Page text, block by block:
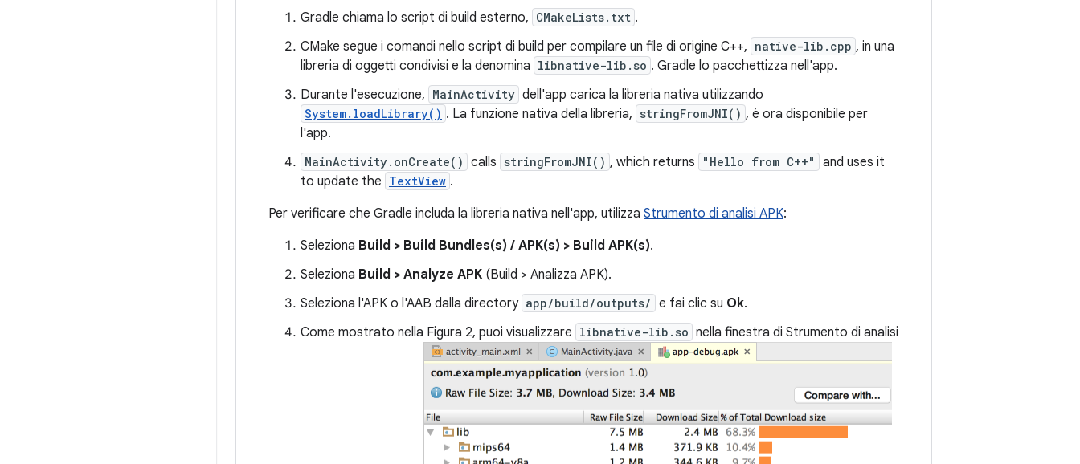
Gradle chiama lo script di build esterno, CMakeLists.txt .
CMake segue i comandi nello script di build per compilare un file di origine C++, native-lib.cpp , in una
libreria di oggetti condivisi e la denomina libnative-lib.so . Gradle lo pacchettizza nell'app.
Durante l'esecuzione, MainActivity dell'app carica la libreria nativa utilizzando
System.loadLibrary() . La funzione nativa della libreria, stringFromJNI() , è ora disponibile per
l'app.
MainActivity.onCreate() calls stringFromJNI() , which returns "Hello from C++"
and uses it
to update the TextView .
Per verificare che Gradle includa la libreria nativa nell'app, utilizza Strumento di analisi APK:
Seleziona Build > Build Bundles(s) / APK(s) > Build APK(s).
Seleziona Build > Analyze APK (Build > Analizza APK).
Seleziona l'APK o l'AAB dalla directory app/build/outputs/ e fai clic su Ok.
Come mostrato nella Figura 2, puoi visualizzare libnative-lib.so nella finestra di Strumento di analisi